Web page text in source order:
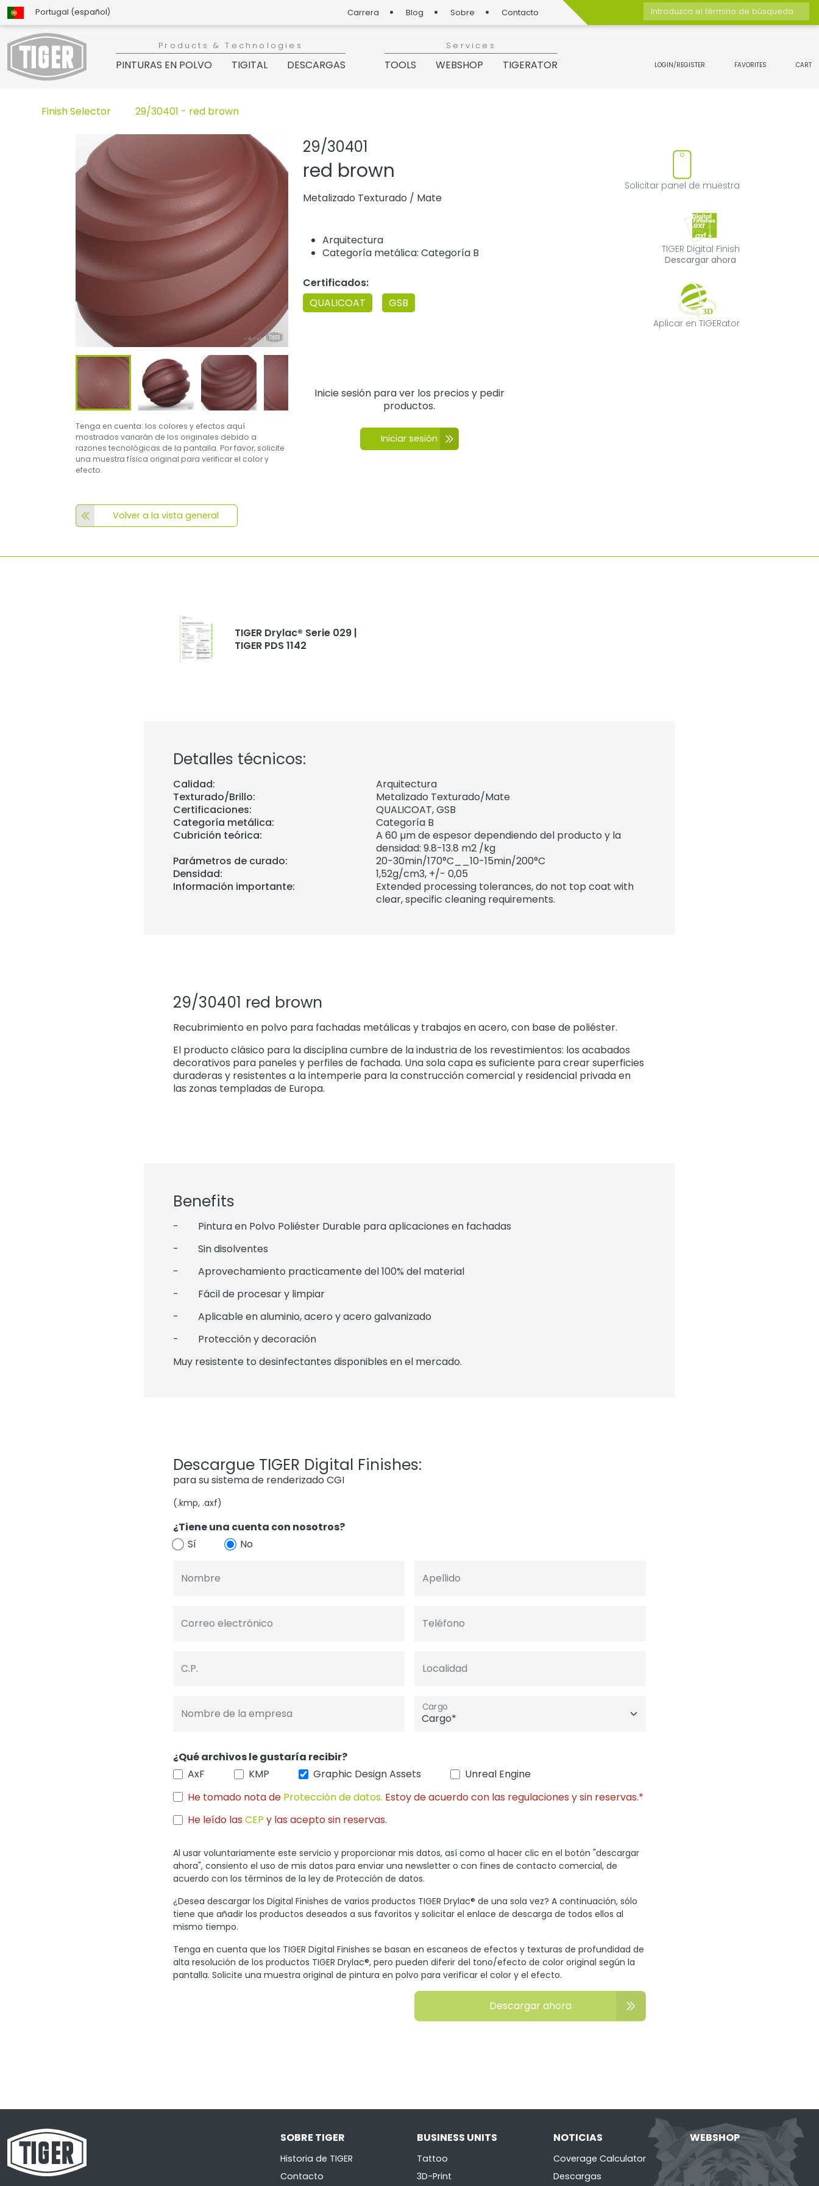
Portugal (español) Carrera Blog Sobre Contacto
Introduzca el término de búsqueda
Products & Technologies
PINTURAS EN POLVO TIGITAL DESCARGAS
Services
TOOLS WEBSHOP TIGERATOR LOGIN/REGISTER FAVORITES CART
Finish Selector 29/30401 - red brown
Tenga en cuenta: los colores y efectos aquí
mostrados variarán de los originales debido a
razones tecnológicas de la pantalla. Por favor, solicite
una muestra física original para verificar el color y
efecto.
Volver a la vista general
29/30401
Agregar o quitar el producto de favoritos
red brown
Metalizado Texturado / Mate
Arquitectura
Categoría metálica: Categoría B
Certificados:
QUALICOAT
GSB
Solicitar panel de muestra
TIGER Digital Finish
Descargar ahora
Aplicar en TIGERator
Inicie sesión para ver los precios y pedir
productos.
Iniciar sesión
TIGER Drylac® Serie 029 |
TIGER PDS 1142
Detalles técnicos:
Calidad:
Arquitectura
Texturado/Brillo:
Metalizado Texturado/Mate
Certificaciones:
QUALICOAT, GSB
Categoría metálica:
Categoría B
Cubrición teórica:
A 60 µm de espesor dependiendo del producto y la
densidad: 9.8-13.8 m2 /kg
Parámetros de curado:
20-30min/170°C__10-15min/200°C
Densidad:
1,52g/cm3, +/- 0,05
Información importante:
Extended processing tolerances, do not top coat with
clear, specific cleaning requirements.
29/30401 red brown
Recubrimiento en polvo para fachadas metálicas y trabajos en acero, con base de poliéster.
El producto clásico para la disciplina cumbre de la industria de los revestimientos: los acabados
decorativos para paneles y perfiles de fachada. Una sola capa es suficiente para crear superficies
duraderas y resistentes a la intemperie para la construcción comercial y residencial privada en
las zonas templadas de Europa.
Benefits
- Pintura en Polvo Poliéster Durable para aplicaciones en fachadas
- Sin disolventes
- Aprovechamiento practicamente del 100% del material
- Fácil de procesar y limpiar
- Aplicable en aluminio, acero y acero galvanizado
- Protección y decoración
Muy resistente to desinfectantes disponibles en el mercado.
Descargue TIGER Digital Finishes:
para su sistema de renderizado CGI
(.kmp, .axf)
¿Tiene una cuenta con nosotros?
Sí
No
Nombre Apellido
Correo electrónico Teléfono
C.P. Localidad
Nombre de la empresa Cargo
¿Qué archivos le gustaría recibir?
AxF
KMP Graphic Design Assets
Unreal Engine
He tomado nota de Protección de datos. Estoy de acuerdo con las regulaciones y sin reservas.*
He leído las CEP y las acepto sin reservas.
Al usar voluntariamente este servicio y proporcionar mis datos, así como al hacer clic en el botón "descargar
ahora", consiento el uso de mis datos para enviar una newsletter o con fines de contacto comercial, de
acuerdo con los términos de la ley de Protección de datos.
¿Desea descargar los Digital Finishes de varios productos TIGER Drylac® de una sola vez? A continuación, sólo
tiene que añadir los productos deseados a sus favoritos y solicitar el enlace de descarga de todos ellos al
mismo tiempo.
Tenga en cuenta que los TIGER Digital Finishes se basan en escaneos de efectos y texturas de profundidad de
alta resolución de los productos TIGER Drylac®, pero pueden diferir del tono/efecto de color original según la
pantalla. Solicite una muestra original de pintura en polvo para verificar el color y el efecto.
Descargar ahora
SOBRE TIGER
Historia de TIGER
Contacto
BUSINESS UNITS
Tattoo
3D-Print
NOTICIAS
Coverage Calculator
Descargas
WEBSHOP